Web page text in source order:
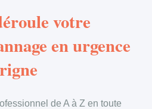
votre
en urgence
de A à Z en toute